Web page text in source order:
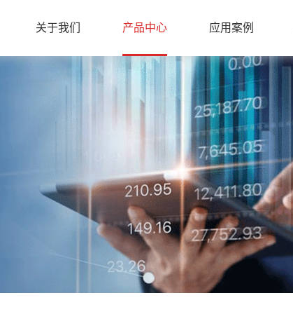
关于我们 产品中心 应用案例